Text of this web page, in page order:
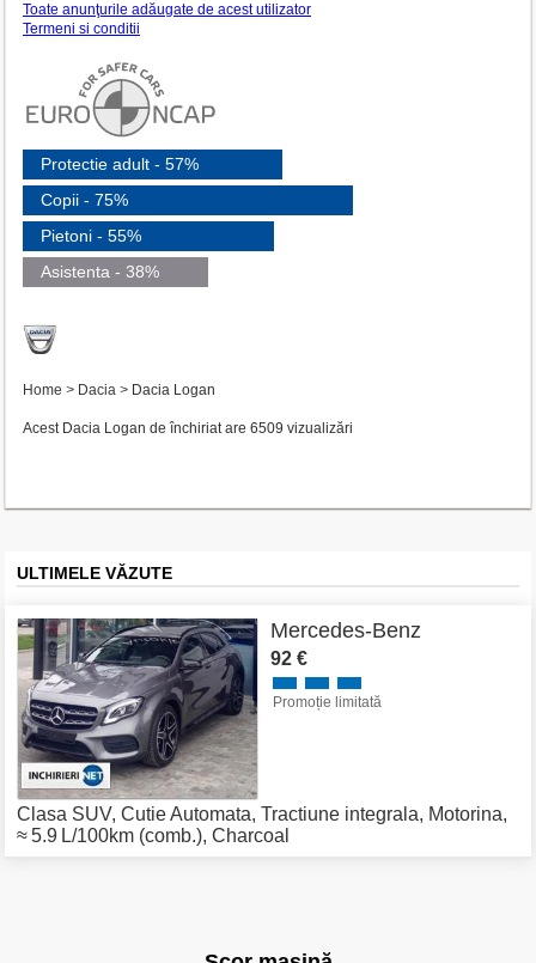
Toate anunţurile adăugate de acest utilizator
Termeni si conditii
Protectie adult - 57%
Copii - 75%
Pietoni - 55%
Asistenta - 38%
Home > Dacia > Dacia Logan
Acest Dacia Logan de închiriat are 6509 vizualizări
ULTIMELE VĂZUTE
Mercedes-Benz
92 €
Promoție limitată
Clasa SUV, Cutie Automata, Tractiune integrala, Motorina,
≈ 5.9 L/100km (comb.), Charcoal